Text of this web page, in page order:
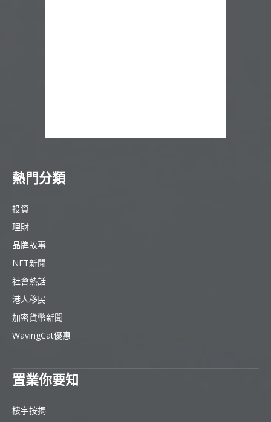
熱門分類
投資
理財
品牌故事
NFT新聞
社會熱話
港人移民
加密貨幣新聞
WavingCat優惠
置業你要知
樓宇按揭